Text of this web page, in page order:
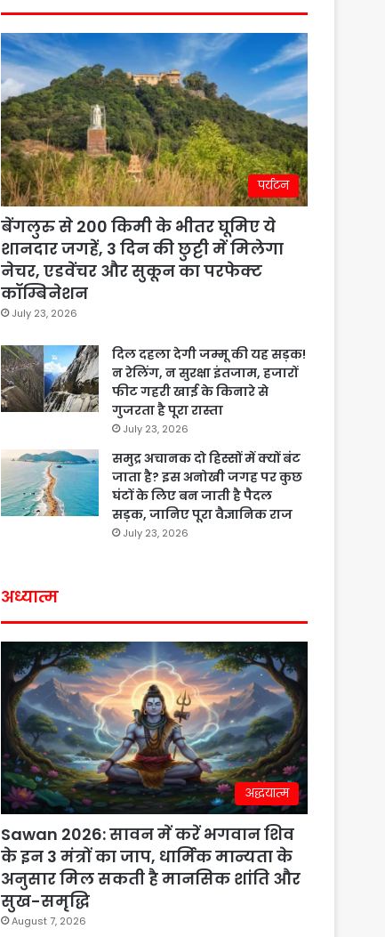
पर्यटन
बेंगलुरु से 200 किमी के भीतर घूमिए ये
शानदार जगहें, 3 दिन की छुट्टी में मिलेगा
नेचर, एडवेंचर और सुकून का परफेक्ट
कॉम्बिनेशन
July 23, 2026
दिल दहला देगी जम्मू की यह सड़क!
न रेलिंग, न सुरक्षा इंतजाम, हजारों
फीट गहरी खाई के किनारे से
गुजरता है पूरा रास्ता
July 23, 2026
समुद्र अचानक दो हिस्सों में क्यों बंट
जाता है? इस अनोखी जगह पर कुछ
घंटों के लिए बन जाती है पैदल
सड़क, जानिए पूरा वैज्ञानिक राज
July 23, 2026
अध्यात्म
अद्धयात्म
Sawan 2026: सावन में करें भगवान शिव
के इन 3 मंत्रों का जाप, धार्मिक मान्यता के
अनुसार मिल सकती है मानसिक शांति और
सुख-समृद्धि
August 7, 2026